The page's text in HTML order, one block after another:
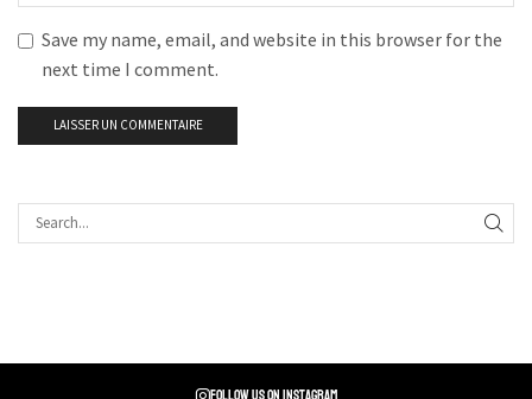
Save my name, email, and website in this browser for the
next time I comment.